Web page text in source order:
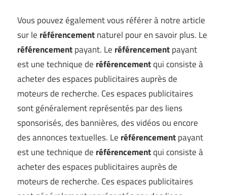
Vous pouvez également vous référer à notre article
sur le référencementnaturel pour en savoir plus. Le
référencementpayant. Le référencementpayant
est une technique de référencementqui consiste à
acheter des espaces publicitaires auprès de
moteurs de recherche. Ces espaces publicitaires
sont généralement représentés par des liens
sponsorisés, des bannières, des vidéos ou encore
des annonces textuelles. Le référencementpayant
est une technique de référencementqui consiste à
acheter des espaces publicitaires auprès de
moteurs de recherche. Ces espaces publicitaires